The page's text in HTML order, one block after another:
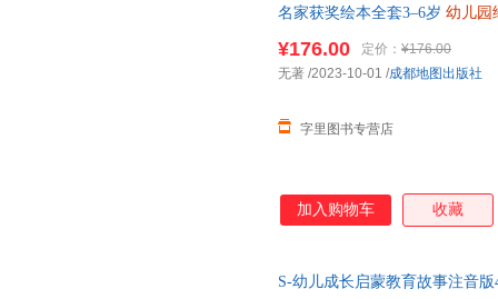
名家获奖绘本全套3–6岁 幼儿园
¥176.00 定价： ¥176.00
字里图书专营店
无著 /2023-10-01 /成都地图出版社
加入购物车 收藏
S-幼儿成长启蒙教育故事注音版